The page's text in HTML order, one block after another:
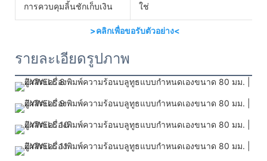
การควบคุมลิ้นชักเก็บเงิน ใช่
>คลิกเพื่อขอรับตัวอย่าง<
รายละเอียดรูปภาพ